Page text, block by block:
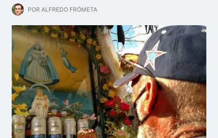
POR ALFREDO FRÓMETA